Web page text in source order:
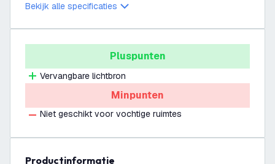
Bekijk alle specificaties
Pluspunten
Vervangbare lichtbron
Minpunten
Niet geschikt voor vochtige ruimtes
productinformatie